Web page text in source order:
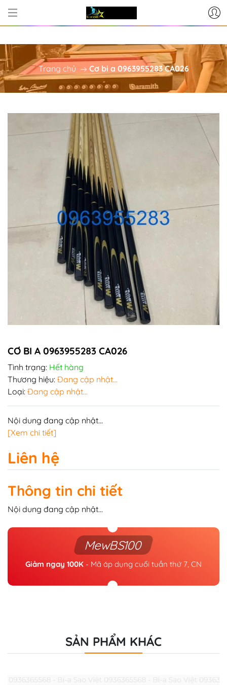
CƠ SỞ CUNG CẤP BÀN BI-A -
Trang chủ Cơ bi a 0963955283 CA026
CƠ BI A 0963955283 CA026
Tình trạng: Hết hàng
Thương hiệu: Đang cập nhật...
Loại: Đang cập nhật...
Nội dung đang cập nhật...
[Xem chi tiết]
Liên hệ
Thông tin chi tiết
Nội dung đang cập nhật...
MewBS100
Giảm ngay 100K - Mã áp dụng cuối tuần thứ 7, CN
SẢN PHẨM KHÁC